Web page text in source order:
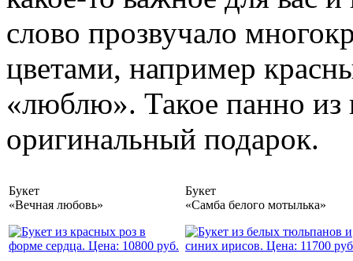
слово прозвучало
цветами, например
«люблю». Такое панно из
оригинальный подарок.
Букет
«Вечная любовь»
Букет
«Самба белого мотылька»